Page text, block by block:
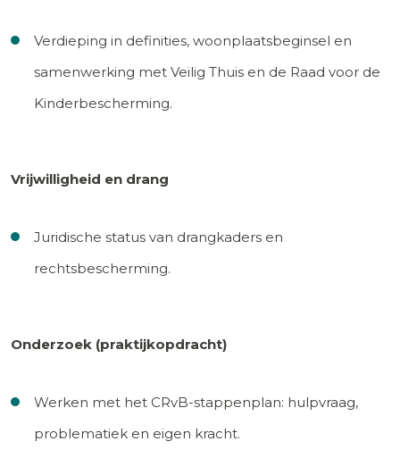
Verdieping in definities, woonplaatsbeginsel en
samenwerking met Veilig Thuis en de Raad voor de
Kinderbescherming.
Vrijwilligheid en drang
Juridische status van drangkaders en
rechtsbescherming.
Onderzoek (praktijkopdracht)
Werken met het CRvB-stappenplan: hulpvraag,
problematiek en eigen kracht.